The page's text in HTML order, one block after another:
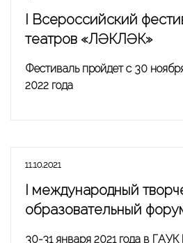
I Всероссийский
театров «ЛӘКЛӘК»
Фестиваль пройдет с 30
2022 года
11.10.2021
I международный
образовательный форум
30-31 января 2021 года в